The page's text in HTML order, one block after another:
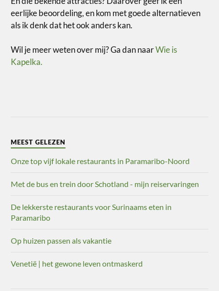
eerlijke beoordeling, en kom met goede alternatieven
als ik denk dat het ook anders kan.
Wil je meer weten over mij? Ga dan naarWie is
Kapelka.
MEEST GELEZEN
Onze top vijf lokale restaurants in Paramaribo-Noord
Met de bus en trein door Schotland - mijn reiservaringen
De lekkerste restaurants voor Surinaams eten in
Paramaribo
Op huizen passen als vakantie
Venetië | het gewone leven ontmaskerd